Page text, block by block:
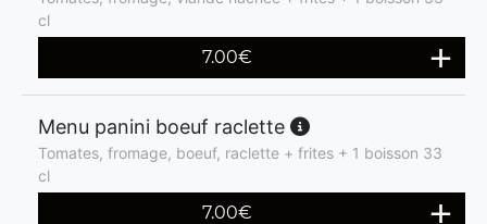
cl
7.00€
Menu panini boeuf raclette
Tomates, fromage, boeuf, raclette + frites + 1 boisson 33
cl
7.00€